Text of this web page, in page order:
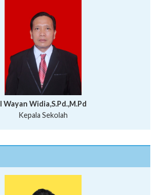
I Wayan Widia,S.Pd.,M.Pd
Kepala Sekolah